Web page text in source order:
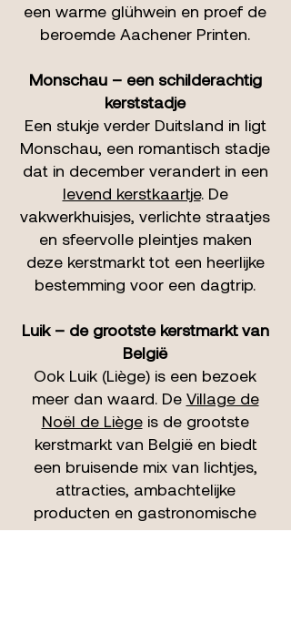
een warme glühwein en proef de
beroemde Aachener Printen.
Monschau – een schilderachtig
kerststadje
Een stukje verder Duitsland in ligt
Monschau, een romantisch stadje
dat in december verandert in een
levend kerstkaartje. De
vakwerkhuisjes, verlichte straatjes
en sfeervolle pleintjes maken
deze kerstmarkt tot een heerlijke
bestemming voor een dagtrip.
Luik – de grootste kerstmarkt van
België
Ook Luik (Liège) is een bezoek
meer dan waard. De Village de
Noël de Liègeis de grootste
kerstmarkt van België en biedt
een bruisende mix van lichtjes,
attracties, ambachtelijke
producten en gastronomische
lekkernijen. Een perfecte afsluiter